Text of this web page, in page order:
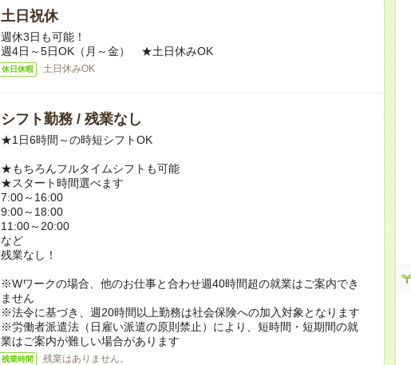
土日祝休
週休3日も可能！
週4日～5日OK（月～金） ★土日休みOK
休日休暇 土日休みOK
シフト勤務 / 残業なし
★1日6時間～の時短シフトOK
★もちろんフルタイムシフトも可能
★スタート時間選べます
7:00～16:00
9:00～18:00
11:00～20:00
など
残業なし！
※Wワークの場合、他のお仕事と合わせ週40時間超の就業はご案内でき
ません
※法令に基づき、週20時間以上勤務は社会保険への加入対象となります
※労働者派遣法（日雇い派遣の原則禁止）により、短時間・短期間の就
業はご案内が難しい場合があります
残業時間 残業はありません。